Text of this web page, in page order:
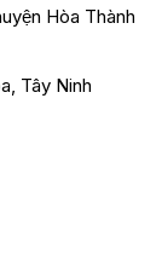
Hòa Thành
Tây Ninh